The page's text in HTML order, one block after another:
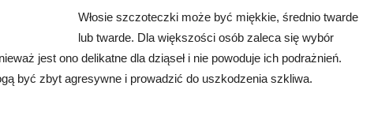
Włosie szczoteczki może być miękkie, średnio twarde
lub twarde. Dla większości osób zaleca się wybór
jest ono delikatne dla dziąseł i nie powoduje ich podrażnień.
być zbyt agresywne i prowadzić do uszkodzenia szkliwa.